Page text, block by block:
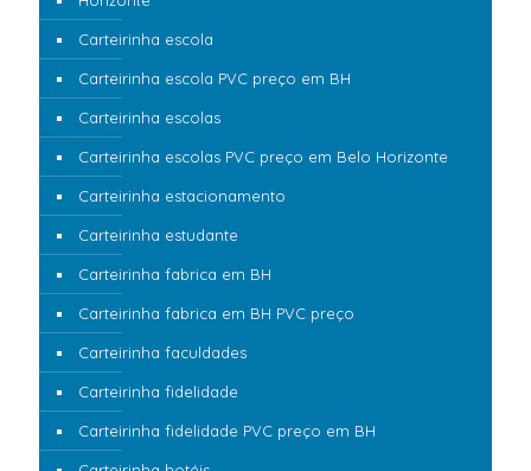
Carteirinha escola
Carteirinha escola PVC preço em BH
Carteirinha escolas
Carteirinha escolas PVC preço em Belo Horizonte
Carteirinha estacionamento
Carteirinha estudante
Carteirinha fabrica em BH
Carteirinha fabrica em BH PVC preço
Carteirinha faculdades
Carteirinha fidelidade
Carteirinha fidelidade PVC preço em BH